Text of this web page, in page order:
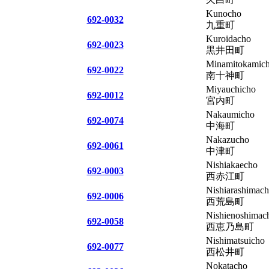
692-0032
Kunocho
九重町
692-0023
Kuroidacho
黒井田町
692-0022
南十神町
692-0012
Miyauchicho
宮内町
692-0074
Nakaumicho
中海町
692-0061
Nakazucho
中津町
692-0003
Nishiakaecho
西赤江町
692-0006
西荒島町
692-0058
西恵乃島町
692-0077
Nishimatsuicho
西松井町
Nokatacho